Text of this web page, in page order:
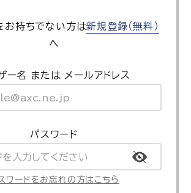
お持ちでない方は新規登録（無料）
へ
ー名 または メールアドレス
パスワード
ワードをお忘れの方はこちら